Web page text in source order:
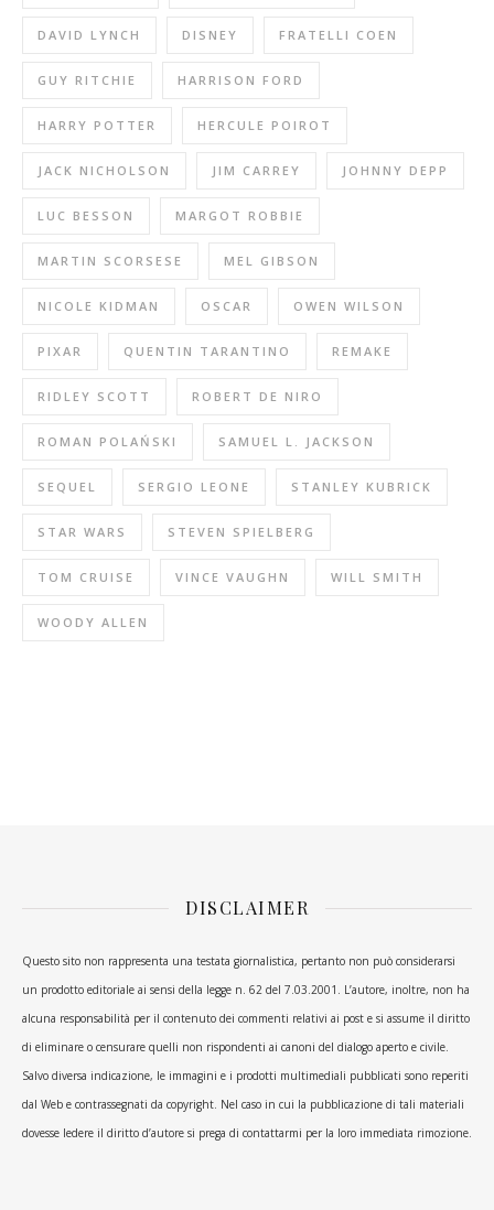
DAVID LYNCH DISNEY FRATELLI COEN
GUY RITCHIE HARRISON FORD
HARRY POTTER HERCULE POIROT
JACK NICHOLSON JIM CARREY JOHNNY DEPP
LUC BESSON MARGOT ROBBIE
MARTIN SCORSESE MEL GIBSON
NICOLE KIDMAN OSCAR OWEN WILSON
PIXAR QUENTIN TARANTINO REMAKE
RIDLEY SCOTT ROBERT DE NIRO
ROMAN POLAŃSKI SAMUEL L. JACKSON
SEQUEL SERGIO LEONE STANLEY KUBRICK
STAR WARS STEVEN SPIELBERG
TOM CRUISE VINCE VAUGHN WILL SMITH
WOODY ALLEN
DISCLAIMER
Questo sito non rappresenta una testata giornalistica, pertanto non può considerarsi
un prodotto editoriale ai sensi della legge n. 62 del 7.03.2001. L’autore, inoltre, non ha
alcuna responsabilità per il contenuto dei commenti relativi ai post e si assume il diritto
di eliminare o censurare quelli non rispondenti ai canoni del dialogo aperto e civile.
Salvo diversa indicazione, le immagini e i prodotti multimediali pubblicati sono reperiti
dal Web e contrassegnati da copyright. Nel caso in cui la pubblicazione di tali materiali
dovesse ledere il diritto d’autore si prega di contattarmi per la loro immediata rimozione.